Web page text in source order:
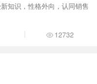
知识，性格外向，认同销售
12732